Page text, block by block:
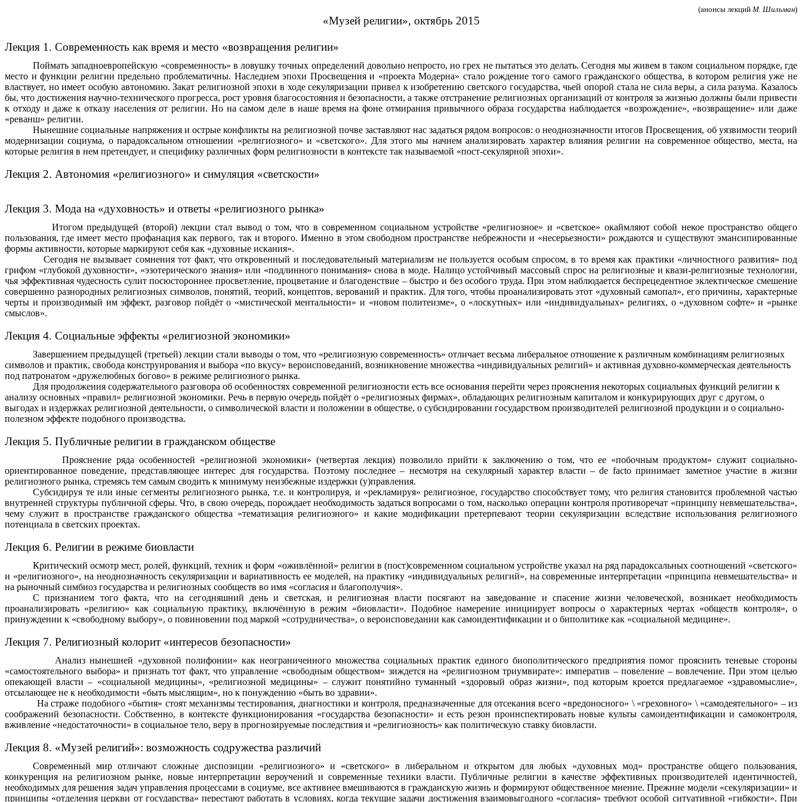
(анонсы лекций М. Шильман)
«Музей религии», октябрь 2015
Лекция 1. Современность как время и место «возвращения религии»
Поймать западноевропейскую «современность» в ловушку точных определений довольно непросто, но грех не пытаться это делать. Сегодня мы живем в таком социальном порядке, где
место и функции религии предельно проблематичны. Наследием эпохи Просвещения и «проекта Модерна» стало рождение того самого гражданского общества, в котором религия уже не
властвует, но имеет особую автономию. Закат религиозной эпохи в ходе секуляризации привел к изобретению светского государства, чьей опорой стала не сила веры, а сила разума. Казалось
бы, что достижения научно-технического прогресса, рост уровня благосостояния и безопасности, а также отстранение религиозных организаций от контроля за жизнью должны были привести
к отходу и даже к отказу населения от религии. Но на самом деле в наше время на фоне отмирания привычного образа государства наблюдается «возрождение», «возвращение» или даже
«реванш» религии.
Нынешние социальные напряжения и острые конфликты на религиозной почве заставляют нас задаться рядом вопросов: о неоднозначности итогов Просвещения, об уязвимости теорий
модернизации социума, о парадоксальном отношении «религиозного» и «светского». Для этого мы начнем анализировать характер влияния религии на современное общество, места, на
которые религия в нем претендует, и специфику различных форм религиозности в контексте так называемой «пост-секулярной эпохи».
Лекция 2. Автономия «религиозного» и симуляция «светскости»
Лекция 3. Мода на «духовность» и ответы «религиозного рынка»
Итогом предыдущей (второй) лекции стал вывод о том, что в современном социальном устройстве «религиозное» и «светское» окаймляют собой некое пространство общего
пользования, где имеет место профанация как первого, так и второго. Именно в этом свободном пространстве небрежности и «несерьезности» рождаются и существуют эмансипированные
формы активности, которые маркируют себя как «духовные искания».
Сегодня не вызывает сомнения тот факт, что откровенный и последовательный материализм не пользуется особым спросом, в то время как практики «личностного развития» под
грифом «глубокой духовности», «эзотерического знания» или «подлинного понимания» снова в моде. Налицо устойчивый массовый спрос на религиозные иквази-религиозные технологии,
чья эффективная чудесность сулит посюстороннее просветление, процветание и благоденствие – быстро и без особого труда. При этом наблюдается беспрецедентное эклектическое смешение
совершенно разнородных религиозных символов, понятий, теорий, концептов, верований и практик. Для того, чтобы проанализировать этот «духовный самопал», его причины, характерные
черты и производимый им эффект, разговор пойдёт о «мистической ментальности» и «новом политеизме», о «лоскутных» или «индивидуальных» религиях, о «духовном софте» и «рынке
смыслов».
Лекция 4. Социальные эффекты «религиозной экономики»
Завершением предыдущей (третьей) лекции стали выводы о том, что «религиозную современность» отличает весьма либеральное отношение к различным комбинациям религиозных
символов и практик, свобода конструирования и выбора «по вкусу» вероисповеданий, возникновение множества «индивидуальных религий» и активная духовно-коммерческая деятельность
под патронатом «дружелюбных богово» в режиме религиозного рынка.
Для продолжения содержательного разговора об особенностях современной религиозности есть все основания перейти через прояснения некоторых социальных функций религии к
анализу основных «правил» религиозной экономики. Речь в первую очередь пойдёт о «религиозных фирмах», обладающих религиозным капиталом и конкурирующих друг с другом, о
выгодах и издержках религиозной деятельности, о символической власти и положении в обществе, о субсидировании государством производителей религиозной продукции и о социально-
полезном эффекте подобного производства.
Лекция 5. Публичные религии в гражданском обществе
Прояснение ряда особенностей «религиозной экономики» (четвертая лекция) позволило прийти к заключению о том, что ее «побочным продуктом» служит социально-
ориентированное поведение, представляющее интерес для государства. Поэтому последнее – несмотря на секулярный характер власти –de factoпринимает заметное участие в жизни
религиозного рынка, стремясь тем самым сводить к минимуму неизбежные издержки (у)правления.
Субсидируя те или иные сегменты религиозного рынка, т.е. и контролируя, и «рекламируя» религиозное, государство способствует тому, что религия становится проблемной частью
внутренней структуры публичной сферы. Что, в свою очередь, порождает необходимость задаться вопросами о том, насколько операции контроля противоречат «принципу невмешательства»,
чему служит в пространстве гражданского общества «тематизация религиозного» и какие модификации претерпевают теории секуляризации вследствие использования религиозного
потенциала в светских проектах.
Лекция 6. Религии в режиме биовласти
Критический осмотр мест, ролей, функций, техник и форм «оживлённой» религии в (пост)современном социальном устройстве указал на ряд парадоксальных соотношений «светского»
и «религиозного», на неоднозначность секуляризации и вариативностьее моделей, на практику «индивидуальных религий», на современные интерпретации «принципа невмешательства» и
на рыночный симбиоз государства и религиозных сообществ во имя «согласия и благополучия».
С признанием того факта, что на сегодняшний день и светская, и религиозная власти посягают на заведование и спасение жизни человеческой, возникает необходимость
проанализировать «религию» как социальную практику, включённую в режим «биовласти». Подобное намерение инициирует вопросы о характерных чертах «обществ контроля», о
принуждении к «свободному выбору», о повиновении под маркой «сотрудничества», о вероисповедании как самоидентификации и о биполитике как «социальной медицине».
Лекция 7. Религиозный колорит «интересов безопасности»
Анализ нынешней «духовной полифонии» как неограниченного множества социальных практик единого биополитическогопредприятия помог прояснить теневые стороны
«самостоятельного выбора» и признать тот факт, что управление «свободным обществом» зиждется на «религиозном триумвирате»: императив – повеление – вовлечение. При этом целью
опекающей власти – «социальной медицины», «религиозной медицины» – служит понятийно туманный «здоровый образ жизни», под которым кроется предлагаемое «здравомыслие»,
отсылающее не к необходимости «быть мыслящим», но к понуждению «быть во здравии».
На страже подобного «бытия» стоят механизмы тестирования, диагностики и контроля, предназначенные для отсекания всего «вредоносного» \ «греховного» \ «самодеятельного» – из
соображений безопасности. Собственно, в контексте функционирования «государства безопасности» и есть резон проинспектировать новые культы самоидентификации и самоконтроля,
вживление «недостаточности» в социальное тело, веру в прогнозируемые последствия и «религиозность» как политическую ставку биовласти.
Лекция 8. «Музей религий»: возможность содружества различий
Современный мир отличают сложные диспозиции «религиозного» и «светского» в либеральном и открытом для любых «духовных мод» пространстве общего пользования,
конкуренция на религиозном рынке, новые интерпретации вероучений и современные техники власти. Публичные религии в качестве эффективных производителей идентичностей,
необходимых для решения задач управления процессами в социуме, все активнее вмешиваются в гражданскую жизнь и формируют общественное мнение. Прежние модели «секуляризации» и
принципы «отделения церкви от государства» перестают работать в условиях, когда текущие задачи достижения взаимовыгодного «согласия» требуют особой ситуативной «гибкости». При